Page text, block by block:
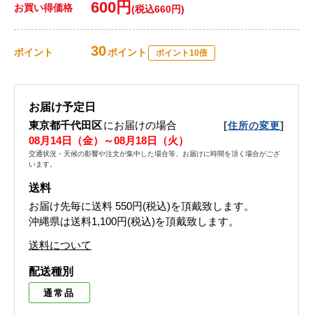
お買い得価格 600円 (税込660円)
ポイント 30ポイント ポイント10倍
お届け予定日
東京都千代田区にお届けの場合 [住所の変更]
08月14日（金）～08月18日（火）
交通状況・天候の影響や注文が集中した場合等、お届けに時間を頂く場合がござ
います。
送料
お届け先毎に送料 550円(税込)を頂戴致します。
沖縄県は送料1,100円(税込)を頂戴致します。
送料について
配送種別
通常品